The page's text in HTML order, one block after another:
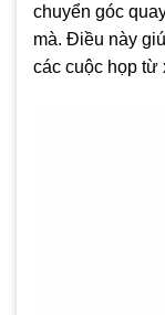
chuyển góc
mà. Điều này
các cuộc họp từ